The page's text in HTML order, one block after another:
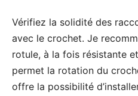
Vérifiez la solidité des
avec le crochet. Je
rotule, à la fois résistante
permet la rotation du
offre la possibilité